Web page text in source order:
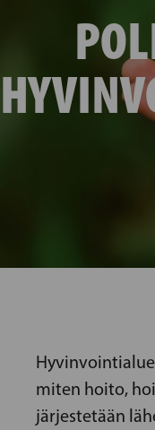
miten hoito,
järjestetään